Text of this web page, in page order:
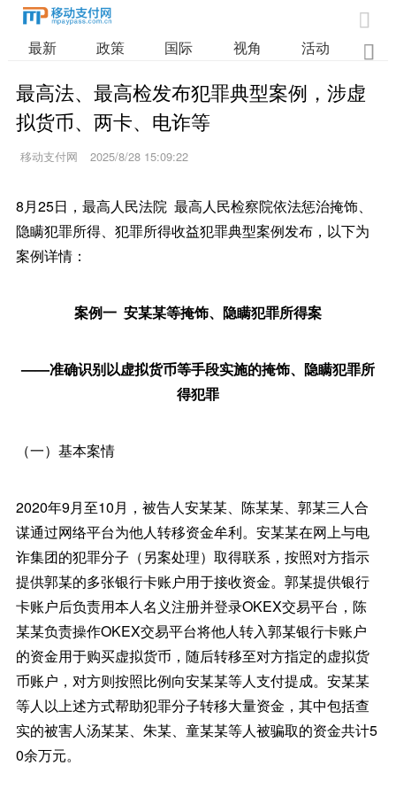

最新 政策 国际 视角 活动 业

最高法、最高检发布犯罪典型案例，涉虚
拟货币、两卡、电诈等
移动支付网 2025/8/28 15:09:22
8月25日，最高人民法院 最高人民检察院依法惩治掩饰、
隐瞒犯罪所得、犯罪所得收益犯罪典型案例发布，以下为
案例详情：
案例一 安某某等掩饰、隐瞒犯罪所得案
——准确识别以虚拟货币等手段实施的掩饰、隐瞒犯罪所
得犯罪
（一）基本案情
2020年9月至10月，被告人安某某、陈某某、郭某三人合
谋通过网络平台为他人转移资金牟利。安某某在网上与电
诈集团的犯罪分子（另案处理）取得联系，按照对方指示
提供郭某的多张银行卡账户用于接收资金。郭某提供银行
卡账户后负责用本人名义注册并登录OKEX交易平台，陈
某某负责操作OKEX交易平台将他人转入郭某银行卡账户
的资金用于购买虚拟货币，随后转移至对方指定的虚拟货
币账户，对方则按照比例向安某某等人支付提成。安某某
等人以上述方式帮助犯罪分子转移大量资金，其中包括查
实的被害人汤某某、朱某、童某某等人被骗取的资金共计5
0余万元。